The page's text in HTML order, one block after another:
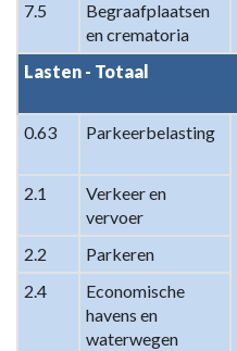
7.5
Begraafplaatsen
en crematoria
Lasten - Totaal
0.63
Parkeerbelasting
2.1
Verkeer en
vervoer
2.2
Parkeren
2.4
Economische
havens en
waterwegen